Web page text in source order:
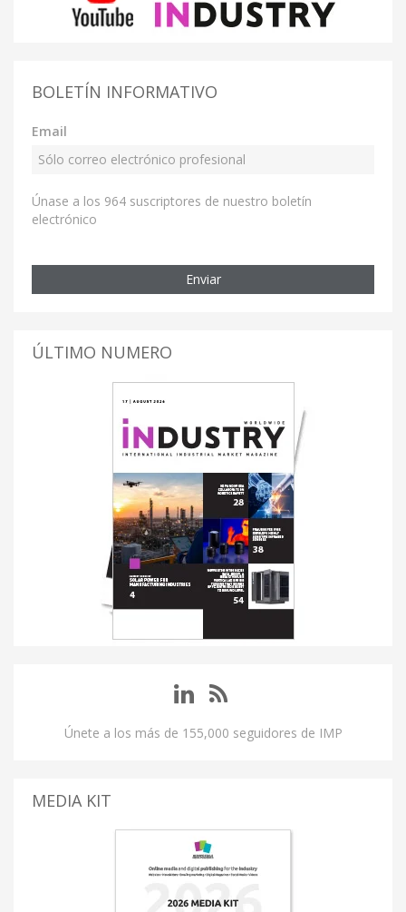
BOLETÍN INFORMATIVO
Email
Únase a los 964 suscriptores de nuestro boletín
electrónico
Enviar
ÚLTIMO NUMERO
Únete a los más de 155,000 seguidores de IMP
MEDIA KIT